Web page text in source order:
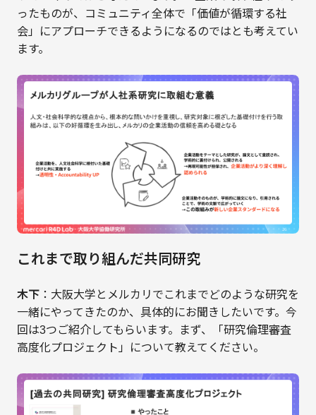
ったものが、コミュニティ全体で「価値が循環する社
会」にアプローチできるようになるのではとも考えてい
ます。
これまで取り組んだ共同研究
木下：大阪大学とメルカリでこれまでどのような研究を
一緒にやってきたのか、具体的にお聞きしたいです。今
回は3つご紹介してもらいます。まず、「研究倫理審査
高度化プロジェクト」について教えてください。